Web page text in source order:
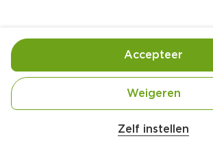
Handige informatie over dit
Biologisch
Zelf instellen
Weigeren
Accepteer